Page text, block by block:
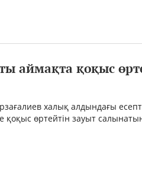
аймақта қоқыс
халық алдындағы
қоқыс өртейтін зауыт